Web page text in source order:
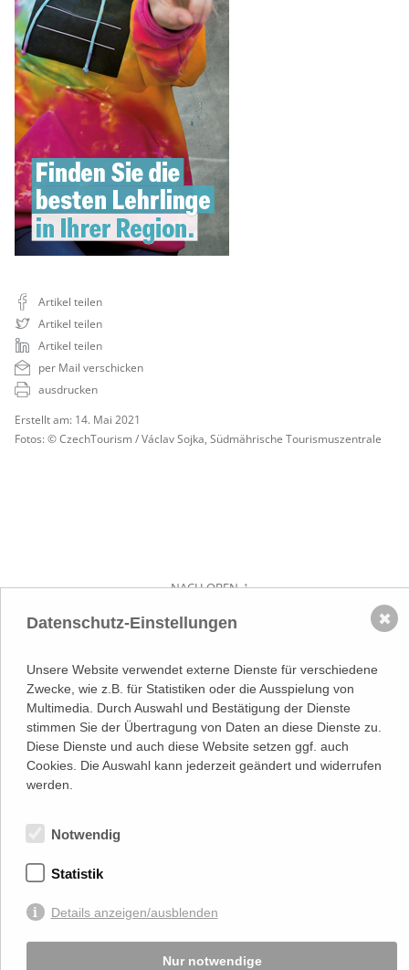
Artikel teilen
Artikel teilen
Artikel teilen
per Mail verschicken
ausdrucken
Erstellt am: 14. Mai 2021
Fotos: © CzechTourism / Václav Sojka, Südmährische Tourismuszentrale
NACH OBEN
Österreichischer
Wirtschaftsverlag GmbH
Adresse
Lassallestraße 7a, Unit 5, Top 101-
1020 Wien
Google Maps)
Kontakt
T (+43 1) 546 64-0
Eoffice@wirtschaftsverlag.at
Von Ihnen bekannt gegebene persönlichen Daten werden zu Marketingzwecken
Komo Wien, Büro für visuelle Angelegenheiten
Datenschutz-Einstellungen
Unsere Website verwendet externe Dienste für verschiedene
Zwecke, wie z.B. für Statistiken oder die Ausspielung von
Multimedia. Durch Auswahl und Bestätigung der Dienste
stimmen Sie der Übertragung von Daten an diese Dienste zu.
Diese Dienste und auch diese Website setzen ggf. auch
Cookies. Die Auswahl kann jederzeit geändert und widerrufen
werden.
Notwendig
Statistik
Details anzeigen/ausblenden
Nur notwendige
✖